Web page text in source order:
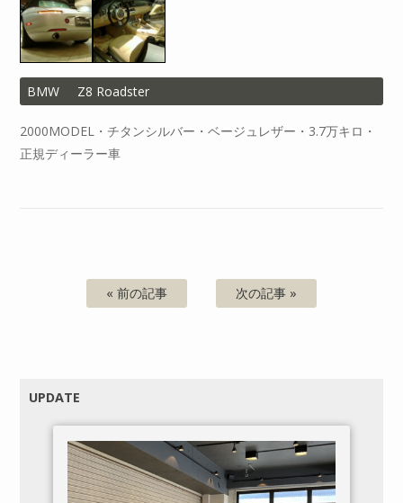
BMW Z8 Roadster
2000MODEL・チタンシルバー・ベージュレザー・3.7万キロ・
正規ディーラー車
« 前の記事 次の記事 »
UPDATE